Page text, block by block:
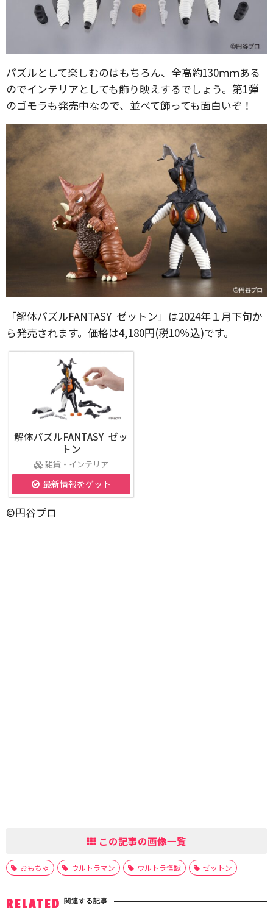
パズルとして楽しむのはもちろん、全高約130ｍｍある
のでインテリアとしても飾り映えするでしょう。第1弾
のゴモラも発売中なので、並べて飾っても面白いぞ！
「解体パズルFANTASY ゼットン」は2024年１月下旬か
ら発売されます。価格は4,180円(税10％込)です。
解体パズルFANTASY ゼッ
トン
雑貨・インテリア
最新情報をゲット
©円谷プロ
この記事の画像一覧
おもちゃ ウルトラマン ウルトラ怪獣 ゼットン
RELATED 関連する記事